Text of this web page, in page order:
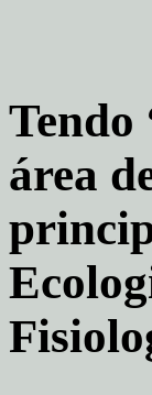
Tendo
área